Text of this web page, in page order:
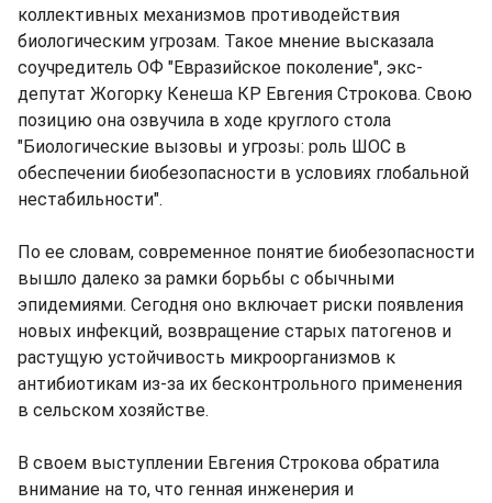
коллективных механизмов противодействия
биологическим угрозам. Такое мнение высказала
соучредитель ОФ "Евразийское поколение", экс-
депутат Жогорку Кенеша КР Евгения Строкова. Свою
позицию она озвучила в ходе круглого стола
"Биологические вызовы и угрозы: роль ШОС в
обеспечении биобезопасности в условиях глобальной
нестабильности".
По ее словам, современное понятие биобезопасности
вышло далеко за рамки борьбы с обычными
эпидемиями. Сегодня оно включает риски появления
новых инфекций, возвращение старых патогенов и
растущую устойчивость микроорганизмов к
антибиотикам из-за их бесконтрольного применения
в сельском хозяйстве.
В своем выступлении Евгения Строкова обратила
внимание на то, что генная инженерия и